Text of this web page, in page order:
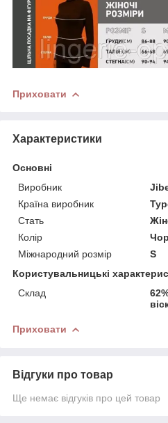
Приховати
Характеристики
Основні
Виробник
Країна виробник
Стать
Колір
Міжнародний розмір
S
Користувальницькі
Склад
Приховати
Відгуки про товар
Ще немає відгуків про цей товар